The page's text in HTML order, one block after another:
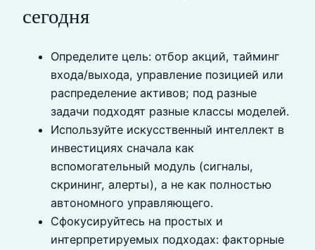
сегодня
Определите цель: отбор акций, тайминг
входа/выхода, управление позицией или
распределение активов; под разные
задачи подходят разные классы моделей.
Используйте искусственный интеллект в
инвестициях сначала как
вспомогательный модуль (сигналы,
скрининг, алерты), а не как полностью
автономного управляющего.
Сфокусируйтесь на простых и
интерпретируемых подходах: факторные